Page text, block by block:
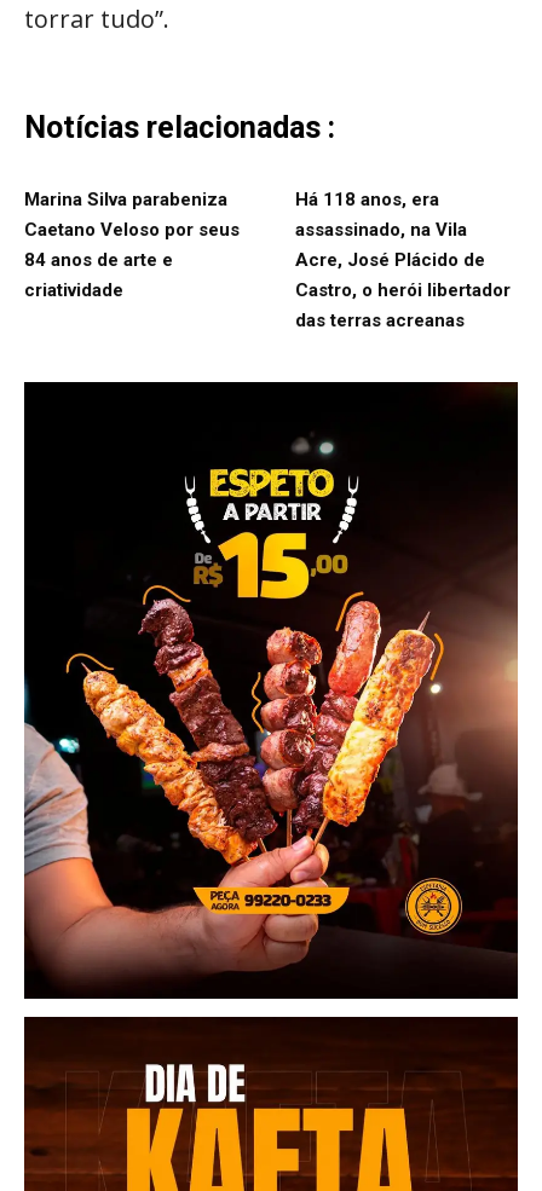
torrar tudo”.
Notícias relacionadas :
Marina Silva parabeniza
Caetano Veloso por seus
84 anos de arte e
criatividade
Há 118 anos, era
assassinado, na Vila
Acre, José Plácido de
Castro, o herói libertador
das terras acreanas